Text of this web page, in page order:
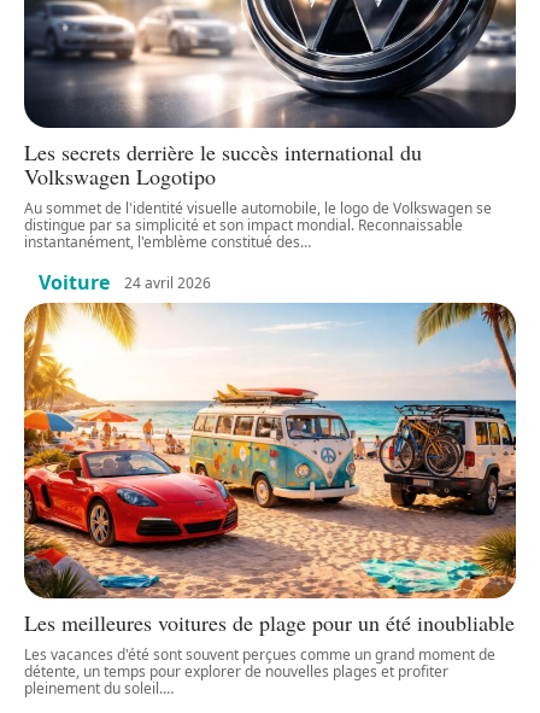
Les secrets derrière le succès international du
Volkswagen Logotipo
Au sommet de l'identité visuelle automobile, le logo de Volkswagen se
distingue par sa simplicité et son impact mondial. Reconnaissable
instantanément, l'emblème constitué des…
Voiture 24 avril 2026
Les meilleures voitures de plage pour un été inoubliable
Les vacances d'été sont souvent perçues comme un grand moment de
détente, un temps pour explorer de nouvelles plages et profiter
pleinement du soleil.…